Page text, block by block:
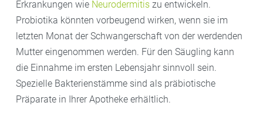
nach eingeführt werden. Dazu zählen auch
Lebensmittel, die Allergien auslösen können, wie
Fisch, Milch und Ei. Mutter und Kind sollen keine
spezielle Diät einhalten.
– Das Baby sollte möglichst keinen Schadstoffen in
der Luft ausgesetzt sein. Deshalb nicht rauchen, die
Nähe von Autoabgasen sowie Schadstoffe aus
Erkrankungen wie Neurodermitis zu entwickeln.
Probiotika könnten vorbeugend wirken, wenn sie im
letzten Monat der Schwangerschaft von der werdenden
Mutter eingenommen werden. Für den Säugling kann
die Einnahme im ersten Lebensjahr sinnvoll sein.
Spezielle Bakterienstämme sind als präbiotische
Präparate in Ihrer Apotheke erhältlich.